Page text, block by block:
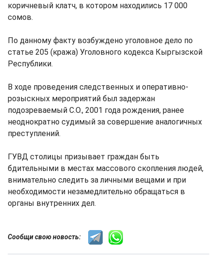
коричневый клатч, в котором находились 17 000
сомов.
По данному факту возбуждено уголовное дело по
статье 205 (кража) Уголовного кодекса Кыргызской
Республики.
В ходе проведения следственных и оперативно-
розыскных мероприятий был задержан
подозреваемый С.О., 2001 года рождения, ранее
неоднократно судимый за совершение аналогичных
преступлений.
ГУВД столицы призывает граждан быть
бдительными в местах массового скопления людей,
внимательно следить за личными вещами и при
необходимости незамедлительно обращаться в
органы внутренних дел.
Сообщи свою новость: